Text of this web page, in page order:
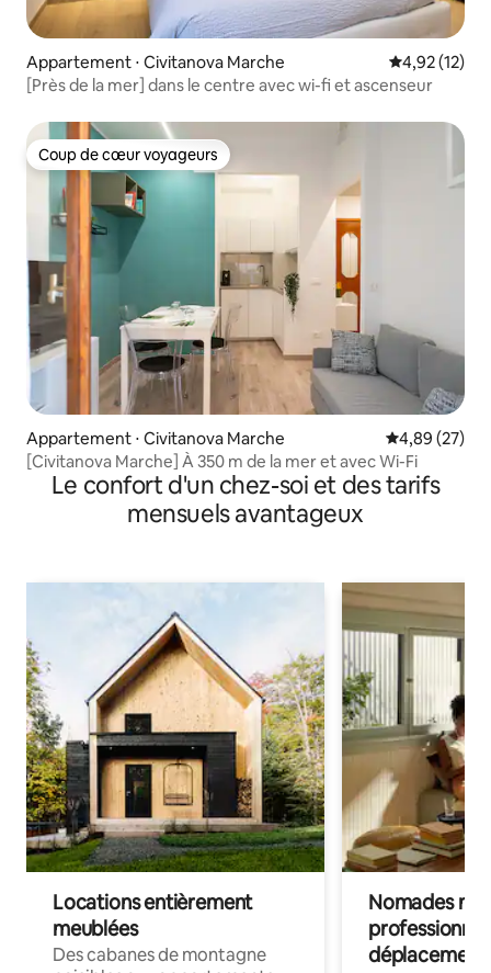
Appartement ⋅ Civitanova Marche Évaluation
4,92 (12)
[Près de la mer] dans le centre avec wi-fi et ascenseur
Coup de cœur voyageurs
Coup de cœur voyageurs
Appartement ⋅ Civitanova Marche Évaluation
4,89 (27)
[Civitanova Marche] À 350 m de la mer et avec Wi-Fi
Le confort d'un chez-soi et des tarifs
mensuels avantageux
Locations entièrement
meublées
Des cabanes de montagne
Nomades
déplacement